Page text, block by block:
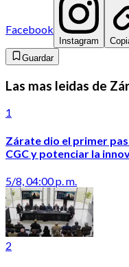
Facebook
Instagram
Guardar
Las mas leidas de
1
Zárate dio el primer
CGC y potenciar la
5/8, 04:00 p. m.
2